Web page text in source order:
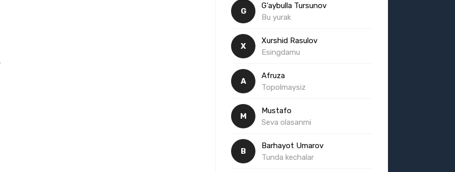
G
G'aybulla Tursunov
Bu yurak
X
Xurshid Rasulov
Esingdamu
A
Afruza
Topolmaysiz
M
Mustafo
Seva olasanmi
B
Barhayot Umarov
Tunda kechalar